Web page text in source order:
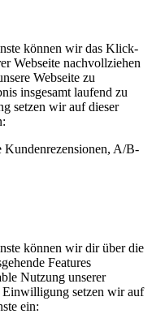
können wir das Klick-
Webseite nachvollziehen
Webseite zu
insgesamt laufend zu
setzen wir auf dieser
A/B-
können wir dir über die
Features
Nutzung unserer
setzen wir auf
ein: